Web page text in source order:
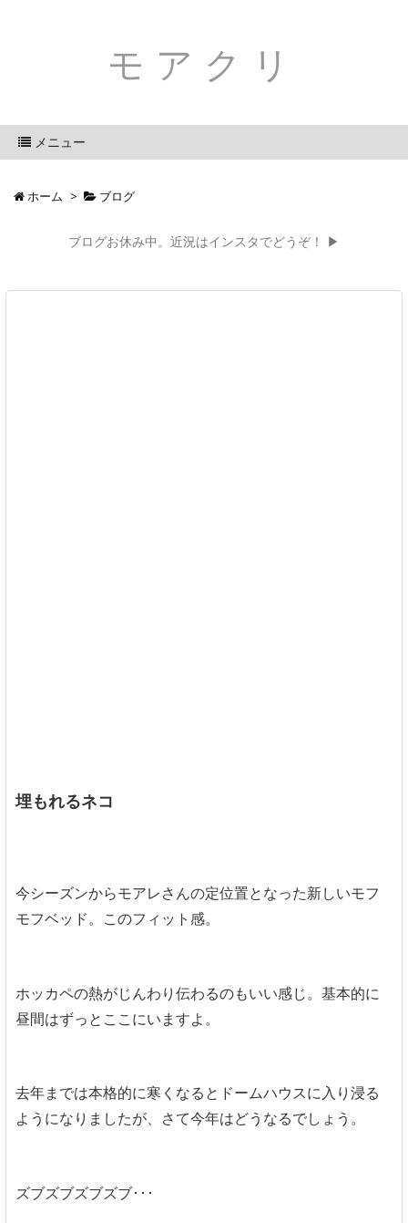
モアクリ
メニュー
ホーム > ブログ
ブログお休み中。近況はインスタでどうぞ！ ▶
埋もれるネコ
今シーズンからモアレさんの定位置となった新しいモフ
モフベッド。このフィット感。
ホッカペの熱がじんわり伝わるのもいい感じ。基本的に
昼間はずっとここにいますよ。
去年までは本格的に寒くなるとドームハウスに入り浸る
ようになりましたが、さて今年はどうなるでしょう。
ズブズブズブズブ･･･